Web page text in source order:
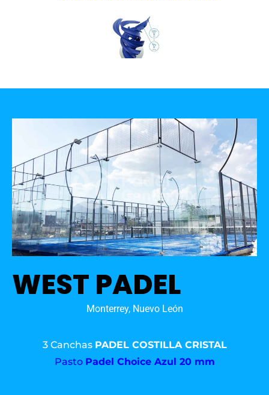
WEST PADEL
Monterrey, Nuevo León
3 Canchas PADEL COSTILLA CRISTAL
Pasto Padel Choice Azul 20 mm